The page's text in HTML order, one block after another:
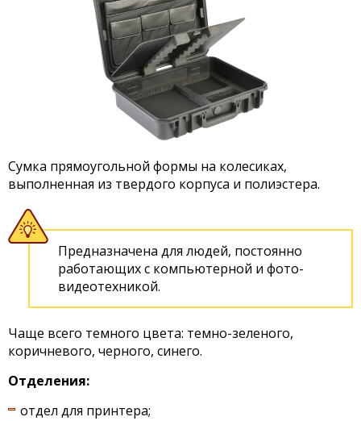
Сумка прямоугольной формы на колесиках,
выполненная из твердого корпуса и полиэстера.
Предназначена для людей, постоянно
работающих с компьютерной и фото-
видеотехникой.
Чаще всего темного цвета: темно-зеленого,
коричневого, черного, синего.
Отделения:
отдел для принтера;